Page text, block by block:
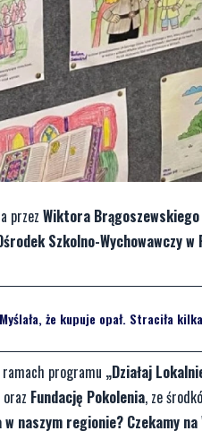
przez Wiktora Brągoszewskiego
Szkolno-Wychowawczy
Myślała, że kupuje opał. Straciła
ramach programu „Działaj
oraz Fundację Pokolenia, ze
naszym regionie? Czekamy